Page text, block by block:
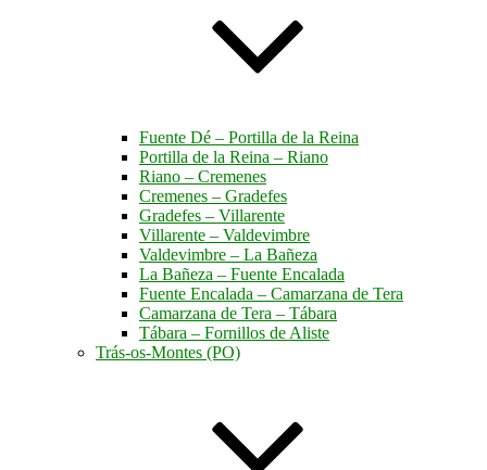
Fuente Dé – Portilla de la Reina
Portilla de la Reina – Riano
Riano – Cremenes
Cremenes – Gradefes
Gradefes – Villarente
Villarente – Valdevimbre
Valdevimbre – La Bañeza
La Bañeza – Fuente Encalada
Fuente Encalada – Camarzana de Tera
Camarzana de Tera – Tábara
Tábara – Fornillos de Aliste
Trás-os-Montes (PO)